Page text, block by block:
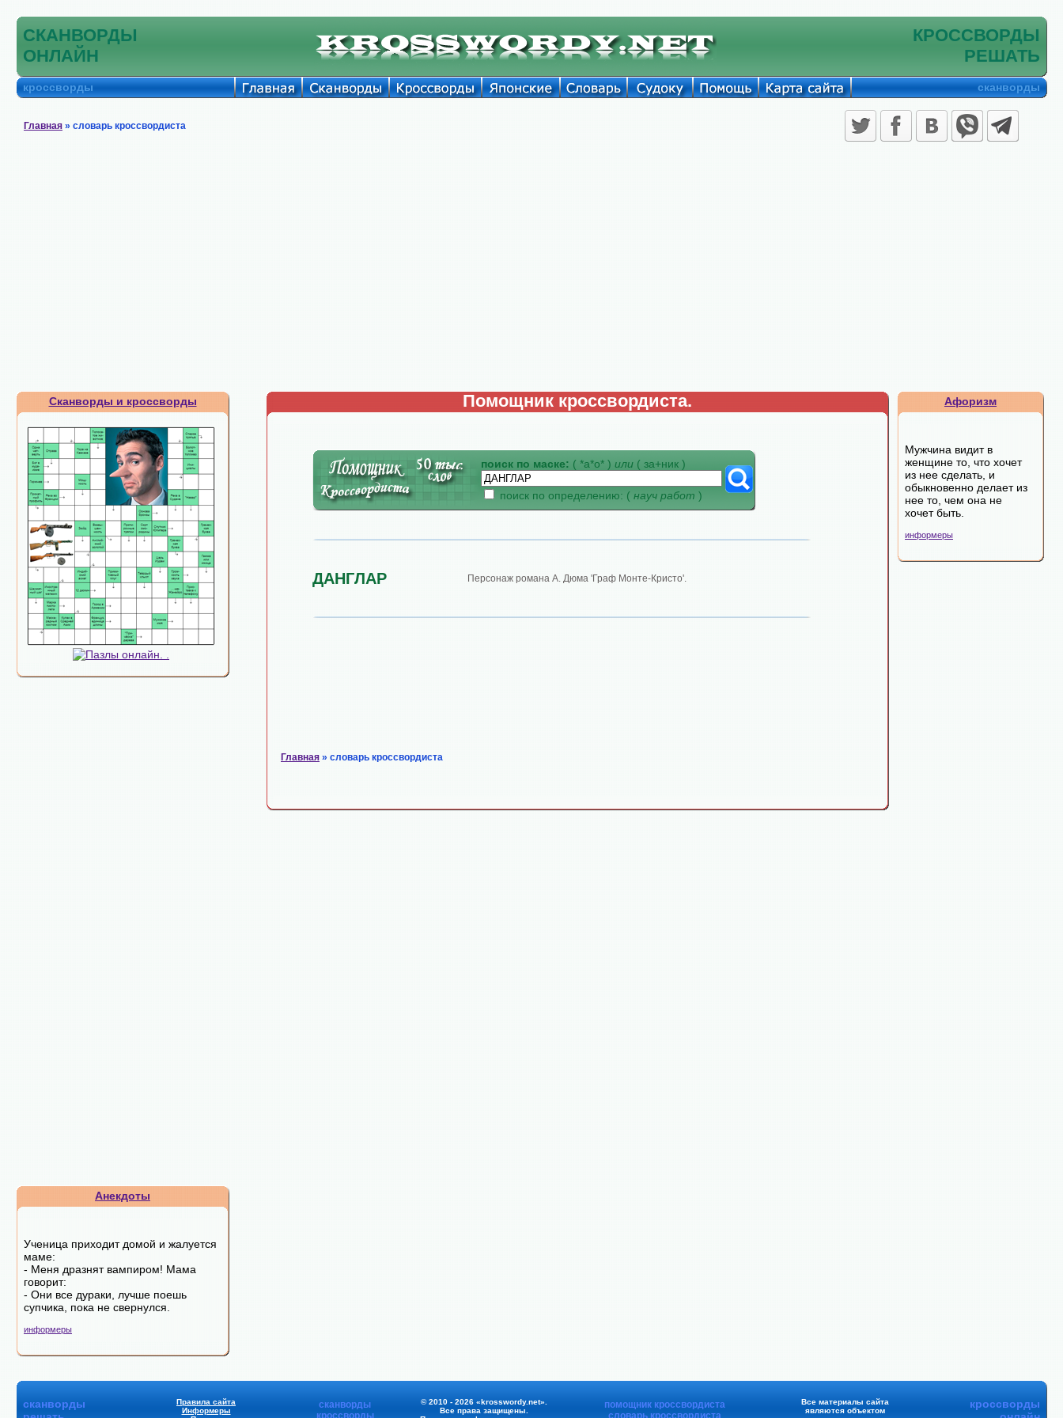
СКАНВОРДЫ
ОНЛАЙН
КРОССВОРДЫ
РЕШАТЬ
кроссворды сканворды
Главная » словарь кроссвордиста
Сканворды и кроссворды
Анекдоты
Ученица приходит домой и жалуется
маме:
- Меня дразнят вампиром! Мама
говорит:
- Они все дураки, лучше поешь
супчика, пока не свернулся.
информеры
Помощник кроссвордиста.
поиск по маске: ( *а*о* ) или ( за+ник )
поиск по определению: ( науч работ )
ДАНГЛАР Персонаж романа А. Дюма 'Граф Монте-Кристо'.
Главная » словарь кроссвордиста
Афоризм
Мужчина видит в
женщине то, что хочет
из нее сделать, и
обыкновенно делает из
нее то, чем она не
хочет быть.
информеры
сканворды
Правила сайта
Информеры
сканворды
кроссворды
© 2010 - 2026 «krosswordy.net».
Все права защищены.
помощник кроссвордиста
словарь кроссвордиста
Все материалы сайта
являются объектом
кроссворды